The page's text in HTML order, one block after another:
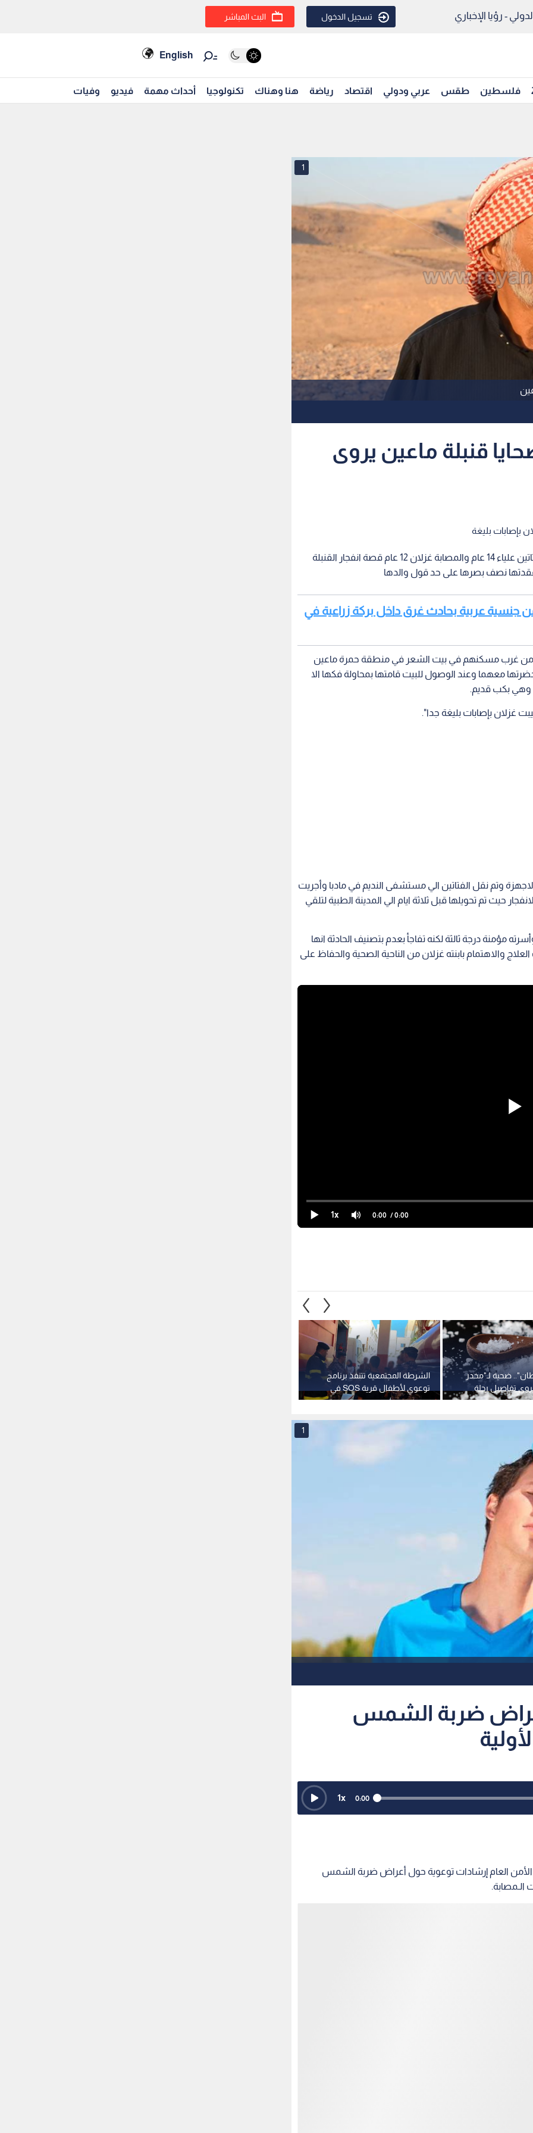
- رؤيا الإخباري تسجيل الدخول البث المباشر
English
فلسطين طقس عربي ودولي اقتصاد رياضة هنا وهناك تكنولوجيا أحداث مهمة فيديو وفيات
1
قنبلة ماعين يروى
بإصابات بليغة
بحرقة والم يستذكر محمد موسى العويضات والد الفتاتين علياء 14 عام والمصابة غزلان 12 عام قصة انفجار القنبلة
نصف بصرها على حد قول والدها
جنسية عربية بحادث غرق داخل بركة زراعية في
من غرب مسكنهم في بيت الشعر في منطقة حمرة ماعين
معهما وعند الوصول للبيت قامتها بمحاولة فكها الا
وهي بكب قديم.
غزلان بإصابات بليغة جدا".
وتم نقل الفتاتين الي مستشفى النديم في مادبا وأجريت
حيث تم تحويلها قبل ثلاثة ايام الي المدينة الطبية لتلقي
300 دينار من الزراعة وأسرته مؤمنة درجة ثالثة لكنه تفاجأ بعدم بتصنيف الحادثة انها
والاهتمام بابنته غزلان من الناحية الصحية والحفاظ على
1x 0:00 / 0:00
الشرطة المجتمعية تتنفذ برنامج
توعوي لأطفال قرية SOS في
إربد
ضحية لـ"مخدر
تفاصيل رحلة
1
ضربة الشمس
0:00
1x
الأمن العام إرشادات توعوية حول أعراض ضربة الشمس
الـمصابة.